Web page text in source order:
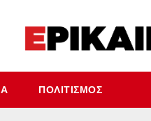
ΠΟΛΙΤΙΣΜΌΣ